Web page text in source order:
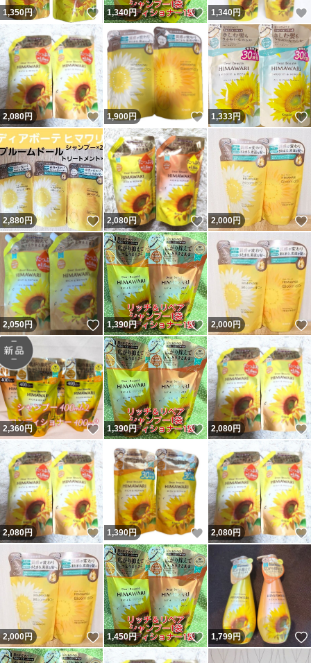
1,350円 いいね！
1,340円 いいね！
1,340円
2,080円 いいね！
1,900円 いいね！
1,333円
2,880円 いいね！
2,080円 いいね！
2,000円
2,050円 いいね！
1,390円 いいね！
2,000円
2,360円 いいね！
1,390円 いいね！
2,080円
2,080円 いいね！
1,390円 いいね！
2,080円
2,000円 いいね！
1,450円 いいね！
1,799円